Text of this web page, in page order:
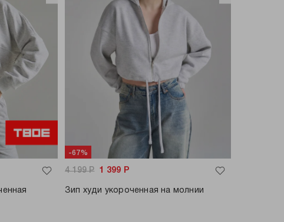
-67%
4 199Р 1 399 Р
Зип худи укороченная на молнии